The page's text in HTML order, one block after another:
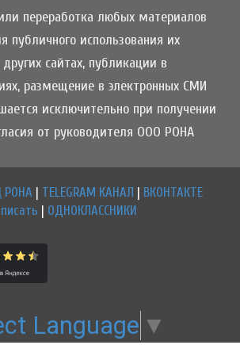
переработка любых материалов
публичного использования их
сайтах, публикации в
размещение в электронных СМИ
исключительно при получении
от руководителя ООО РОНА
РОНА TELEGRAM КАНАЛ
ВКОНТАКТЕ
ОДНОКЛАССНИКИ
Language ▼